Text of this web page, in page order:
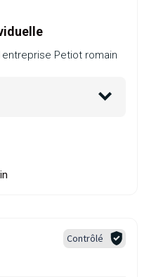
Petiot romain
Contrôlé